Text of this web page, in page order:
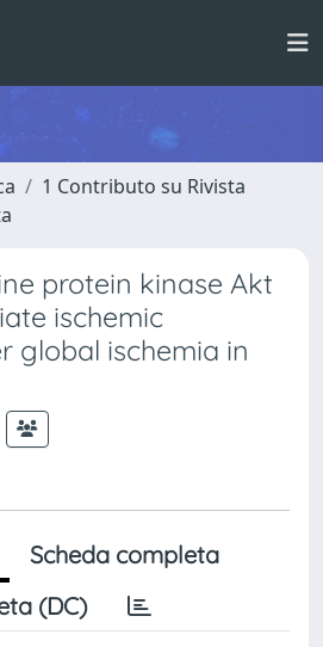
1 Contributo su Rivista
protein kinase Akt
ischemic
global ischemia in
Scheda completa
(DC)